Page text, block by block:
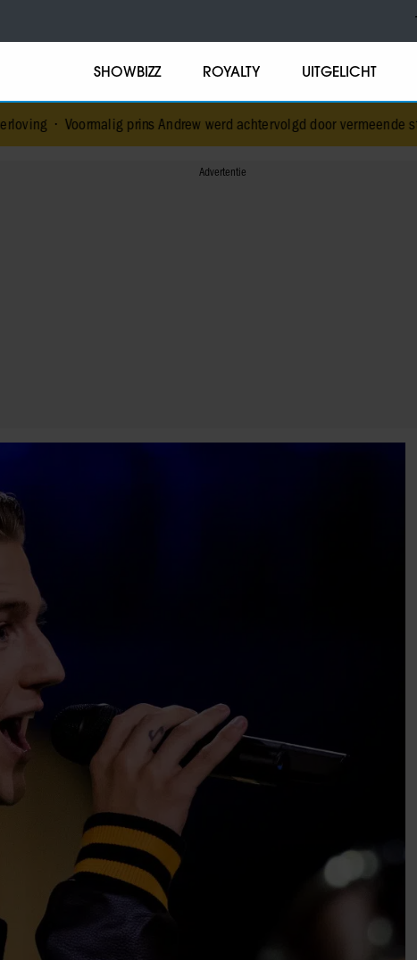
SHOWBIZZ ROYALTY UITGELICHT
prins Andrew werd achtervolgd door vermeende stalker met